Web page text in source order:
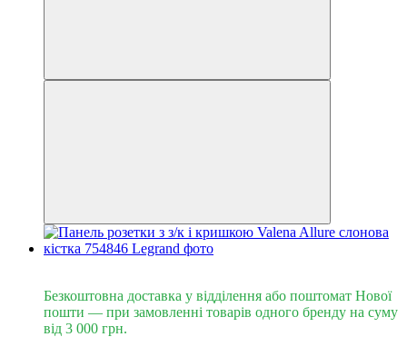
Безкоштовна доставка у відділення або поштомат Нової
пошти — при замовленні товарів одного бренду на суму
від 3 000 грн.